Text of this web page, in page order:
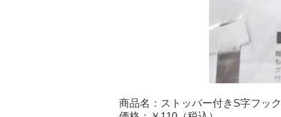
商品名：ストッパー付きS字フック